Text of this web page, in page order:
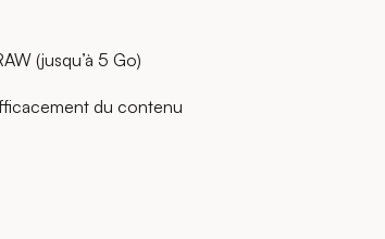
(jusqu’à 5 Go)
du contenu